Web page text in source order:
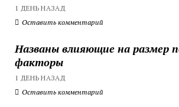
1 ДЕНЬ НАЗАД
Оставить комментарий
Названы влияющие на размер
факторы
1 ДЕНЬ НАЗАД
Оставить комментарий